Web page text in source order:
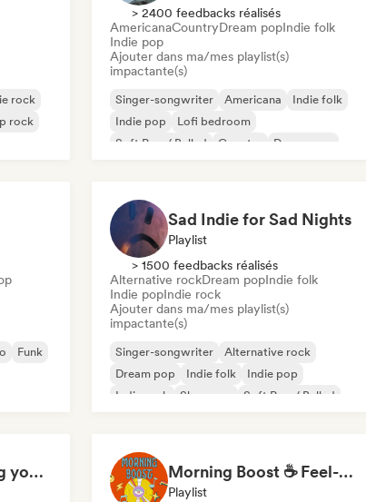
rock
rock
> 2400 feedbacks réalisés
AmericanaCountryDream popIndie folk
Indie pop
Ajouter dans ma/mes playlist(s)
impactante(s)
Singer-songwriter Americana
Indie folk
Indie pop
Lofi bedroom
Soft Pop / Ballad
Country Dream pop
Funk
Sad Indie for Sad Nights
Playlist
> 1500 feedbacks réalisés
Alternative rockDream popIndie folk
Indie popIndie rock
Ajouter dans ma/mes playlist(s)
impactante(s)
Singer-songwriter
Alternative rock
Dream pop
Indie folk
Indie pop
Indie rock
Shoegaze Soft Pop / Ballad
pov: you're driving your car alone and it's golden hour Morning Boost ☕ Feel-Good Funk, Soul & Neo-Soul to Wake Up
Playlist